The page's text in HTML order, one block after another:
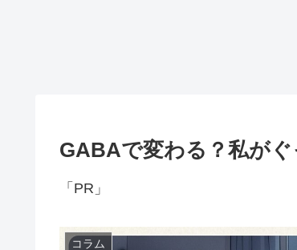
GABAで変わる？私が
「PR」
コラム